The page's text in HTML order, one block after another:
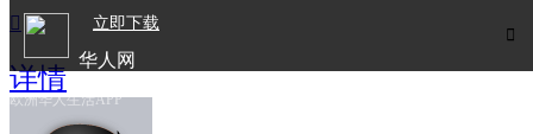

立即下载
华人网
欧洲华人生活APP

详情